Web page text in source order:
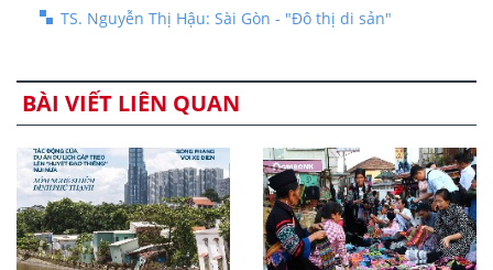
TS. Nguyễn Thị Hậu: Sài Gòn - "Đô thị di sản"
BÀI VIẾT LIÊN QUAN